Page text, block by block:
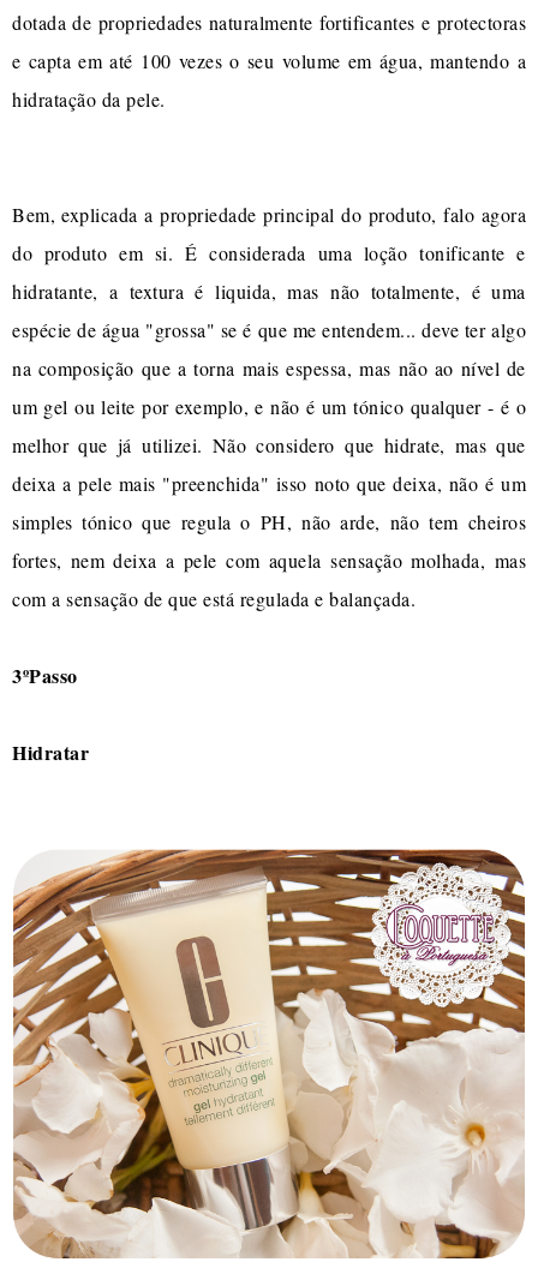
dotada de propriedades naturalmente fortificantes e protectoras
e capta em até 100 vezes o seu volume em água, mantendo a
hidratação da pele.
Bem, explicada a propriedade principal do produto, falo agora
do produto em si. É considerada uma loção tonificante e
hidratante, a textura é liquida, mas não totalmente, é uma
espécie de água "grossa" se é que me entendem... deve ter algo
na composição que a torna mais espessa, mas não ao nível de
um gel ou leite por exemplo, e não é um tónico qualquer - é o
melhor que já utilizei. Não considero que hidrate, mas que
deixa a pele mais "preenchida" isso noto que deixa, não é um
simples tónico que regula o PH, não arde, não tem cheiros
fortes, nem deixa a pele com aquela sensação molhada, mas
com a sensação de que está regulada e balançada.
3ºPasso
Hidratar